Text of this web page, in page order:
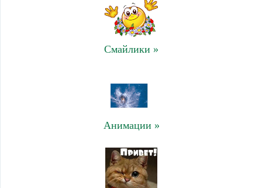
Смайлики »
Анимации »